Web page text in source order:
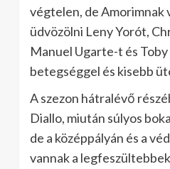
végtelen, de Amorimnak
üdvözölni Leny Yorót,
Manuel Ugarte-t és
betegséggel és kisebb
A szezon hátralévő
Diallo, miután súlyos
de a középpályán és a
vannak a